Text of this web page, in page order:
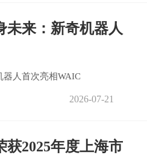
未来：新奇机器人
人首次亮相WAIC
2026-07-21
获2025年度上海市